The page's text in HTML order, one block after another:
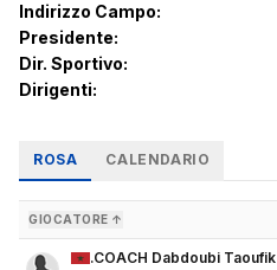
Indirizzo Campo:
Presidente:
Dir. Sportivo:
Dirigenti:
ROSA CALENDARIO
GIOCATORE ↑
.COACH Dabdoubi Taoufik